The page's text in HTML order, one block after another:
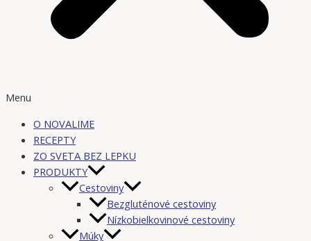
Menu
O NOVALIME
RECEPTY
ZO SVETA BEZ LEPKU
PRODUKTY
Cestoviny
Bezgluténové cestoviny
Nízkobielkovinové cestoviny
Múky